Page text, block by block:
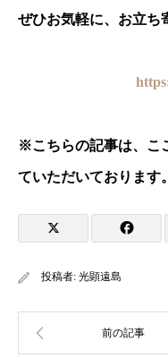
ぜひお気軽に、お立ち
※こちらの記事は、こ
ていただいております。
投稿者: 光顕遠島